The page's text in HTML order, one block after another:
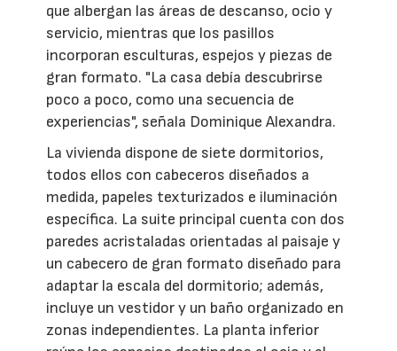
que albergan las áreas de descanso, ocio y
servicio, mientras que los pasillos
incorporan esculturas, espejos y piezas de
gran formato. "La casa debía descubrirse
poco a poco, como una secuencia de
experiencias", señala Dominique Alexandra.
La vivienda dispone de siete dormitorios,
todos ellos con cabeceros diseñados a
medida, papeles texturizados e iluminación
específica. La suite principal cuenta con dos
paredes acristaladas orientadas al paisaje y
un cabecero de gran formato diseñado para
adaptar la escala del dormitorio; además,
incluye un vestidor y un baño organizado en
zonas independientes. La planta inferior